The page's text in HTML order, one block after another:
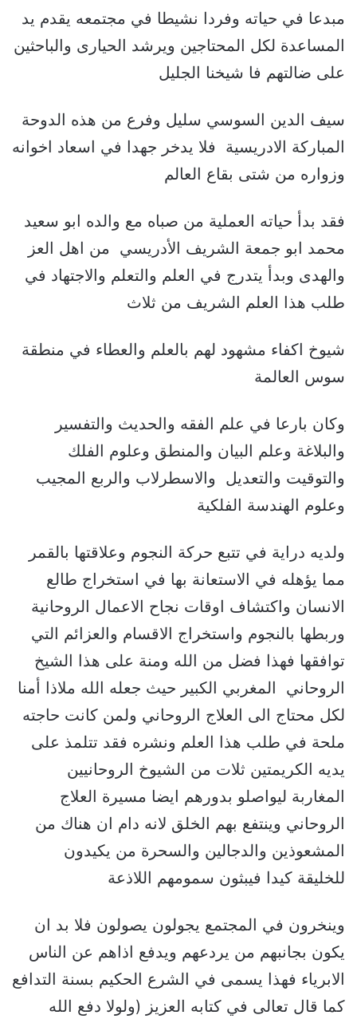
مبدعا في حياته وفردا نشيطا في مجتمعه يقدم يد
المساعدة لكل المحتاجين ويرشد الحيارى والباحثين
على ضالتهم فا شيخنا الجليل
سيف الدين السوسي سليل وفرع من هذه الدوحة
المباركة الادريسية فلا يدخر جهدا في اسعاد اخوانه
وزواره من شتى بقاع العالم
فقد بدأ حياته العملية من صباه مع والده ابو سعيد
محمد ابو جمعة الشريف الأدريسي من اهل العز
والهدى وبدأ يتدرج في العلم والتعلم والاجتهاد في
طلب هذا العلم الشريف من ثلاث
شيوخ اكفاء مشهود لهم بالعلم والعطاء في منطقة
سوس العالمة
وكان بارعا في علم الفقه والحديث والتفسير
والبلاغة وعلم البيان والمنطق وعلوم الفلك
والتوقيت والتعديل والاسطرلاب والربع المجيب
وعلوم الهندسة الفلكية
ولديه دراية في تتبع حركة النجوم وعلاقتها بالقمر
مما يؤهله في الاستعانة بها في استخراج طالع
الانسان واكتشاف اوقات نجاح الاعمال الروحانية
وربطها بالنجوم واستخراج الاقسام والعزائم التي
توافقها فهذا فضل من الله ومنة على هذا الشيخ
الروحاني المغربي الكبير حيث جعله الله ملاذا أمنا
لكل محتاج الى العلاج الروحاني ولمن كانت حاجته
ملحة في طلب هذا العلم ونشره فقد تتلمذ على
يديه الكريمتين ثلات من الشيوخ الروحانيين
المغاربة ليواصلو بدورهم ايضا مسيرة العلاج
الروحاني وينتفع بهم الخلق لانه دام ان هناك من
المشعوذين والدجالين والسحرة من يكيدون
للخليقة كيدا فيبثون سمومهم اللاذعة
وينخرون في المجتمع يجولون يصولون فلا بد ان
يكون بجانبهم من يردعهم ويدفع اذاهم عن الناس
الابرياء فهذا يسمى في الشرع الحكيم بسنة التدافع
كما قال تعالى في كتابه العزيز (ولولا دفع الله